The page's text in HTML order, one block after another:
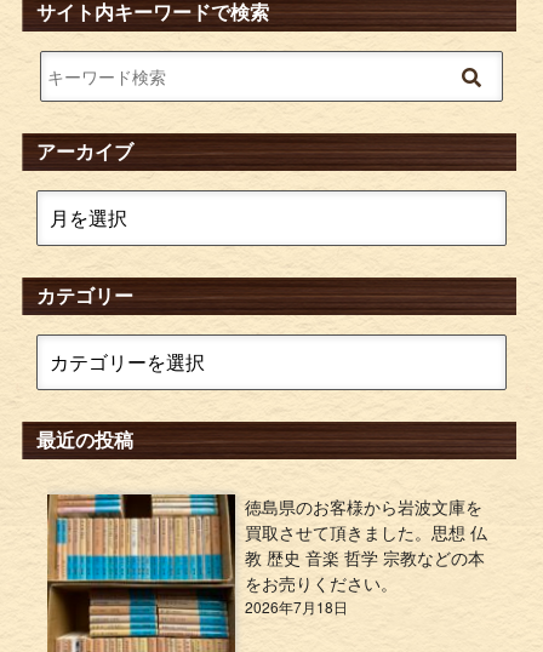
サイト内キーワードで検索
アーカイブ
カテゴリー
最近の投稿
徳島県のお客様から岩波文庫を
買取させて頂きました。思想 仏
教 歴史 音楽 哲学 宗教などの本
をお売りください。
2026年7月18日